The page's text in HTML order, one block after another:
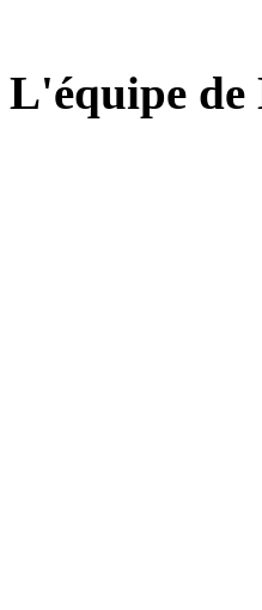
L'équipe de